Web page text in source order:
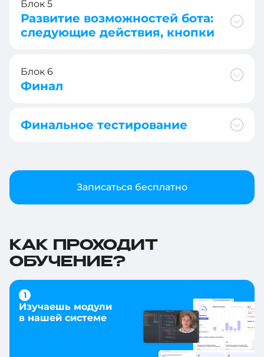
Блок 5
Развитие возможностей бота:
следующие действия, кнопки
Блок 6
Финал
Финальное тестирование
Записаться бесплатно
КАК ПРОХОДИТ
ОБУЧЕНИЕ?
Изучаешь модули
в нашей системе